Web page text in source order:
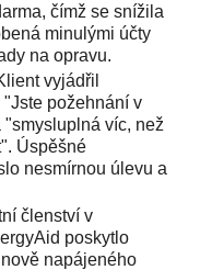
čímž se snížila
minulými účty
na opravu.
vyjádřil
požehnání v
víc, než
Úspěšné
nesmírnou úlevu a
členství v
poskytlo
napájeného